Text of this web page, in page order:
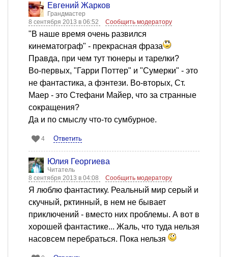
Евгений Жарков
Грандмастер
8 сентября 2013 в 06:52
Сообщить модератору
"В наше время очень развился
кинематограф" - прекрасная фраза
Правда, при чем тут тюнеры и тарелки?
Во-первых, "Гарри Поттер" и "Сумерки" - это
не фантастика, а фэнтези. Во-вторых, Ст.
Маер - это Стефани Майер, что за странные
сокращения?
Да и по смыслу что-то сумбурное.
4 Ответить
Юлия Георгиева
Читатель
8 сентября 2013 в 04:08
Сообщить модератору
Я люблю фантастику. Реальный мир серый и
скучный, рктинный, в нем не бывает
приключений - вместо них проблемы. А вот в
хорошей фантастике... Жаль, что туда нельзя
насовсем перебраться. Пока нельзя